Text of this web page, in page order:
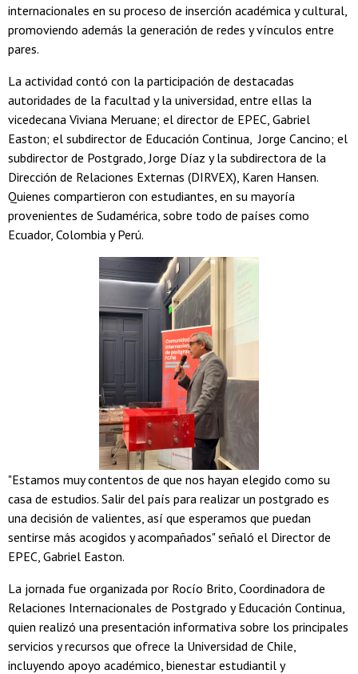
internacionales en su proceso de inserción académica y cultural,
promoviendo además la generación de redes y vínculos entre
pares.
La actividad contó con la participación de destacadas
autoridades de la facultad y la universidad, entre ellas la
vicedecana Viviana Meruane; el director de EPEC, Gabriel
Easton; el subdirector de Educación Continua, Jorge Cancino; el
subdirector de Postgrado, Jorge Díaz y la subdirectora de la
Dirección de Relaciones Externas (DIRVEX), Karen Hansen.
Quienes compartieron con estudiantes, en su mayoría
provenientes de Sudamérica, sobre todo de países como
Ecuador, Colombia y Perú.
"Estamos muy contentos de que nos hayan elegido como su
casa de estudios. Salir del país para realizar un postgrado es
una decisión de valientes, así que esperamos que puedan
sentirse más acogidos y acompañados" señaló el Director de
EPEC, Gabriel Easton.
La jornada fue organizada por Rocío Brito, Coordinadora de
Relaciones Internacionales de Postgrado y Educación Continua,
quien realizó una presentación informativa sobre los principales
servicios y recursos que ofrece la Universidad de Chile,
incluyendo apoyo académico, bienestar estudiantil y